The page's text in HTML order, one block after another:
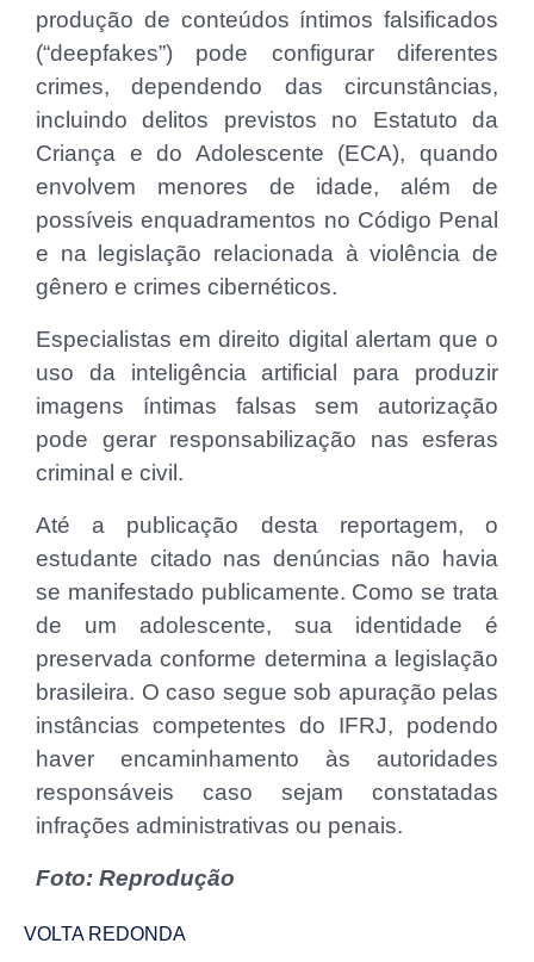
produção de conteúdos íntimos falsificados
(“deepfakes”) pode configurar diferentes
crimes, dependendo das circunstâncias,
incluindo delitos previstos no Estatuto da
Criança e do Adolescente (ECA), quando
envolvem menores de idade, além de
possíveis enquadramentos no Código Penal
e na legislação relacionada à violência de
gênero e crimes cibernéticos.
Especialistas em direito digital alertam que o
uso da inteligência artificial para produzir
imagens íntimas falsas sem autorização
pode gerar responsabilização nas esferas
criminal e civil.
Até a publicação desta reportagem, o
estudante citado nas denúncias não havia
se manifestado publicamente. Como se trata
de um adolescente, sua identidade é
preservada conforme determina a legislação
brasileira. O caso segue sob apuração pelas
instâncias competentes do IFRJ, podendo
haver encaminhamento às autoridades
responsáveis caso sejam constatadas
infrações administrativas ou penais.
Foto: Reprodução
VOLTA REDONDA